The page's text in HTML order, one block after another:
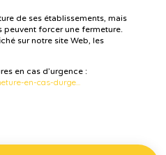
de ses établissements, mais
peuvent forcer une fermeture.
sur notre site Web, les
en cas d’urgence :
en-cas-durge...